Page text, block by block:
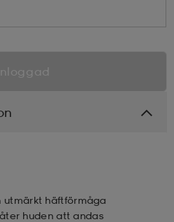
utmärkt häftförmåga
huden att andas